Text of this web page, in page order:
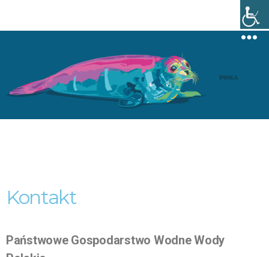
Kontakt
Państwowe Gospodarstwo Wodne Wody